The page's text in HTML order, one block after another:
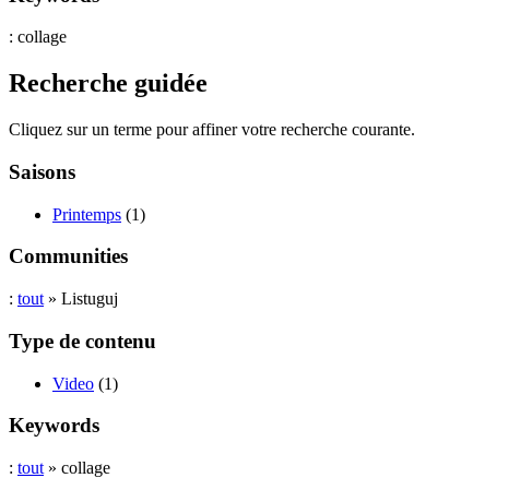
: collage
Recherche guidée
Cliquez sur un terme pour affiner votre recherche courante.
Saisons
Printemps (1)
Communities
: tout » Listuguj
Type de contenu
Video (1)
Keywords
: tout » collage